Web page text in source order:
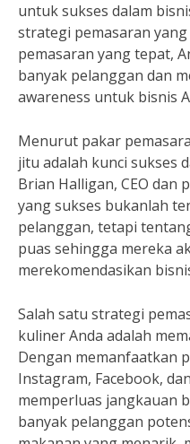
untuk sukses dalam
strategi pemasaran
pemasaran yang tepat,
banyak pelanggan dan
awareness untuk bisnis
Menurut pakar
jitu adalah kunci sukses
Brian Halligan, CEO dan
yang sukses bukanlah
pelanggan, tetapi
puas sehingga mereka
merekomendasikan
Salah satu strategi
kuliner Anda adalah
Dengan memanfaatkan
Instagram, Facebook,
memperluas jangkauan
banyak pelanggan